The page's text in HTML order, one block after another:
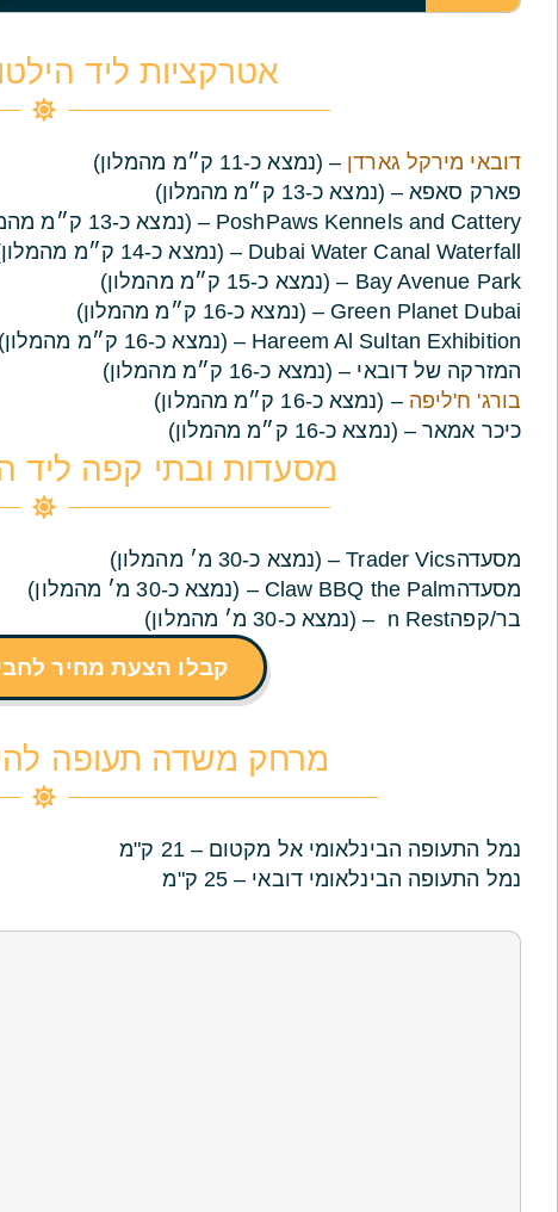
אטרקציות ליד
דובאי מירקל גארדן – (נמצא כ-11 ק״מ מהמלון)
פארק סאפא – (נמצא כ-13 ק״מ מהמלון)
PoshPaws Kennels and Cattery – (נמצא כ-13 ק״מ מהמלון)
Dubai Water Canal Waterfall – (נמצא כ-14 ק״מ מהמלון)
Bay Avenue Park – (נמצא כ-15 ק״מ מהמלון)
Green Planet Dubai – (נמצא כ-16 ק״מ מהמלון)
Hareem Al Sultan Exhibition – (נמצא כ-16 ק״מ מהמלון)
המזרקה של דובאי – (נמצא כ-16 ק״מ מהמלון)
בורג' ח'ליפה – (נמצא כ-16 ק״מ מהמלון)
כיכר אמאר – (נמצא כ-16 ק״מ מהמלון)
מסעדות ובתי קפה ליד
מסעדהTrader Vics – (נמצא כ-30 מ׳ מהמלון)
מסעדהClaw BBQ the Palm – (נמצא כ-30 מ׳ מהמלון)
בר/קפהnRest – (נמצא כ-30 מ׳ מהמלון)
קבלו הצעת מחיר
מרחק משדה תעופה
נמל התעופה הבינלאומי אל מקטום – 21 ק"מ
נמל התעופה הבינלאומי דובאי – 25 ק"מ